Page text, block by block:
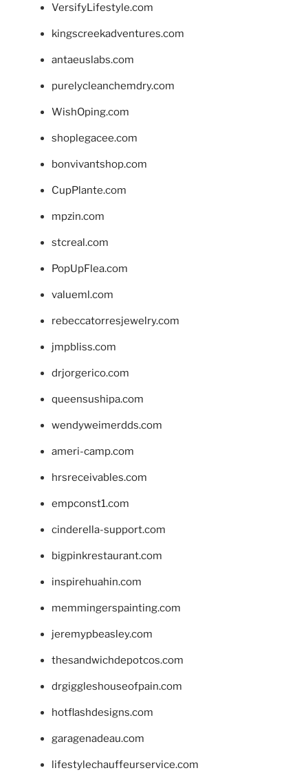
VersifyLifestyle.com
kingscreekadventures.com
antaeuslabs.com
purelycleanchemdry.com
WishOping.com
shoplegacee.com
bonvivantshop.com
CupPlante.com
mpzin.com
stcreal.com
PopUpFlea.com
valueml.com
rebeccatorresjewelry.com
jmpbliss.com
drjorgerico.com
queensushipa.com
wendyweimerdds.com
ameri-camp.com
hrsreceivables.com
empconst1.com
cinderella-support.com
bigpinkrestaurant.com
inspirehuahin.com
memmingerspainting.com
jeremypbeasley.com
thesandwichdepotcos.com
drgiggleshouseofpain.com
hotflashdesigns.com
garagenadeau.com
lifestylechauffeurservice.com